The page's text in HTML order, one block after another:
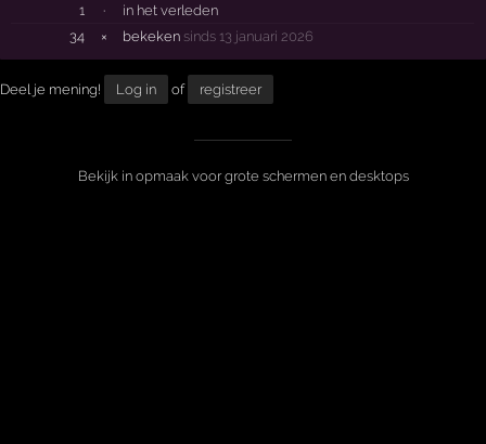
1
·
in het verleden
34
× bekeken sinds 13 januari 2026
Deel je mening! Log in of registreer
Bekijk in opmaak voor grote schermen en desktops